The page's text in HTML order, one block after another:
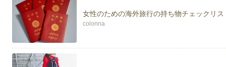
女性のための海外旅行の持ち物チェックリス
colonna